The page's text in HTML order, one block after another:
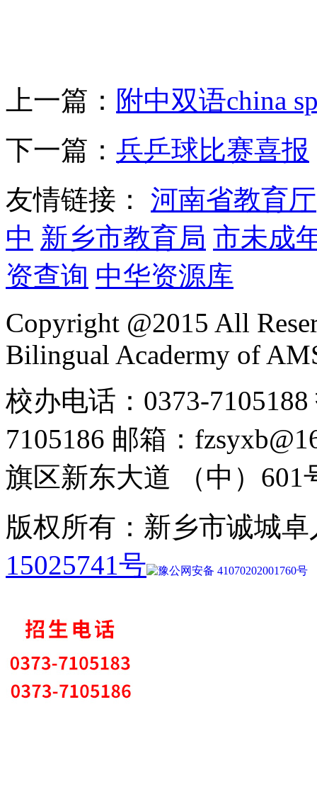
上一篇： 附中双语china
下一篇： 兵乒球比赛喜报
友情链接： 河南省教育厅
中 新乡市教育局 市未成
资查询 中华资源库
Copyright @2015 All
Bilingual Acadermy of
校办电话：0373-
7105186 邮箱：
旗区新东大道 （中）601
版权所有：新乡市诚城
15025741号
豫公网安备 41070202001760号